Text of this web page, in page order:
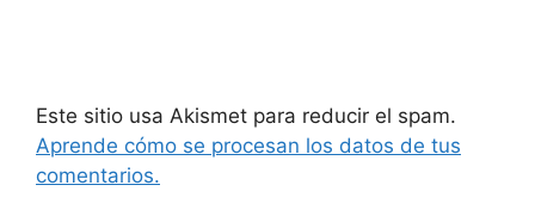
Este sitio usa Akismet para reducir el spam.
Aprende cómo se procesan los datos de tus
comentarios.